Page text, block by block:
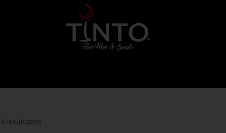
resultados